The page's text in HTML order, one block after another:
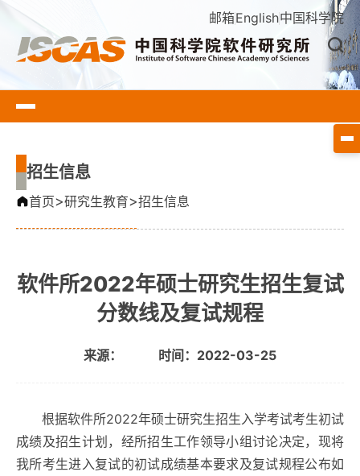
邮箱English中国科学院
招生信息
首页>研究生教育>招生信息
软件所2022年硕士研究生招生复试
分数线及复试规程
来源： 时间：2022-03-25
根据软件所2022年硕士研究生招生入学考试考生初试
成绩及招生计划，经所招生工作领导小组讨论决定，现将
我所考生进入复试的初试成绩基本要求及复试规程公布如